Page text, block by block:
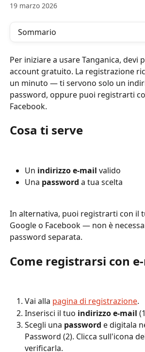
19 marzo 2026
Sommario
Per iniziare a usare Tanganica, devi
account gratuito. La registrazione
un minuto — ti servono solo un
password, oppure puoi registrarti
Facebook.
Cosa ti serve
Un indirizzo e-mail valido
Una password a tua scelta
In alternativa, puoi registrarti con il
Google o Facebook — non è
password separata.
Come registrarsi con
Vai alla pagina di registrazione.
Inserisci il tuo indirizzo e-mail
Scegli una password e digitala
Password (2). Clicca sull'icona
verificarla.